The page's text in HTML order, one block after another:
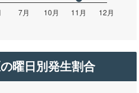
曜日別発生割合